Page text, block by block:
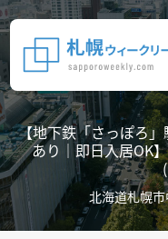
【地下鉄「さっぽろ
あり｜即日入居OK
北海道札幌